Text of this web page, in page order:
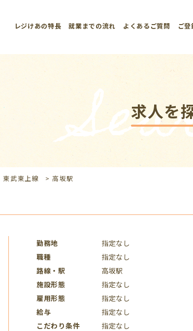
レジけあの特長 就業までの流れ よくあるご質問 ご
求人を
東武東上線 > 高坂駅
勤務地
指定なし
職種
指定なし
路線・駅
高坂駅
施設形態
指定なし
雇用形態
指定なし
給与
指定なし
こだわり条件
指定なし